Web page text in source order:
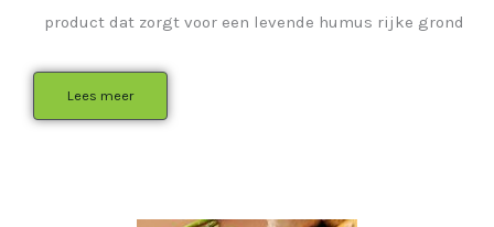
product dat zorgt voor een levende humus rijke grond
Lees meer